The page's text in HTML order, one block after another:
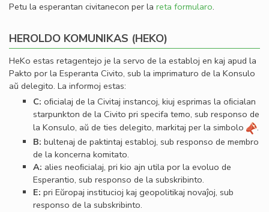
Petu la esperantan civitanecon per la reta formularo.
HEROLDO KOMUNIKAS (HEKO)
HeKo estas retagentejo je la servo de la establoj en kaj apud la
Pakto por la Esperanta Civito, sub la imprimaturo de la Konsulo
aŭ delegito. La informoj estas:
C: oﬁcialaj de la Civitaj instancoj, kiuj esprimas la oﬁcialan
starpunkton de la Civito pri specifa temo, sub responso de
la Konsulo, aŭ de ties delegito, markitaj per la simbolo
.
B: bultenaj de paktintaj establoj, sub responso de membro
de la koncerna komitato.
A: alies neoﬁcialaj, pri kio ajn utila por la evoluo de
Esperantio, sub responso de la subskribinto.
E: pri Eŭropaj institucioj kaj geopolitikaj novaĵoj, sub
responso de la subskribinto.